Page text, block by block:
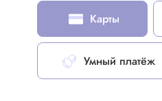
Карты
Умный платёж